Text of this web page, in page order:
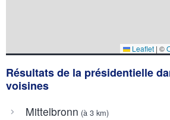
Leaflet | ©
Résultats de la présidentielle
voisines
Mittelbronn (à 3 km)